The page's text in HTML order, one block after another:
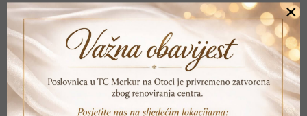
POVEZANI PROIZVODI
×